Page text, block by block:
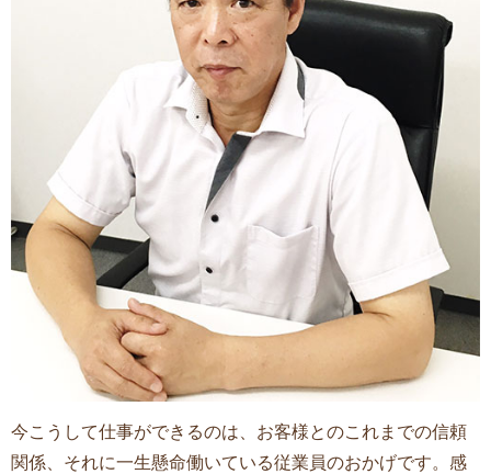
今こうして仕事ができるのは、お客様とのこれまでの信頼
関係、それに一生懸命働いている従業員のおかげです。 感